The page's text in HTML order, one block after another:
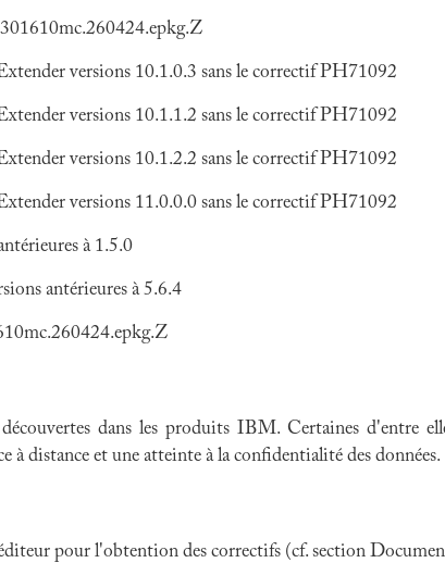
versions 10.1.0.3 sans le correctif PH71092
versions 10.1.1.2 sans le correctif PH71092
versions 10.1.2.2 sans le correctif PH71092
versions 11.0.0.0 sans le correctif PH71092
à 1.5.0
antérieures à 5.6.4
dans les produits IBM. Certaines d'entre
à distance et une atteinte à la confidentialité des données.
pour l'obtention des correctifs (cf. section